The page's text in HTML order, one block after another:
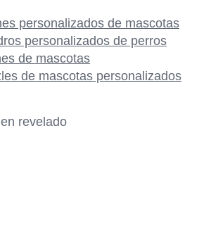
personalizados de mascotas
personalizados de perros
de mascotas
de mascotas personalizados
revelado